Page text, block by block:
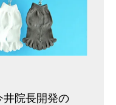
井院長開発の